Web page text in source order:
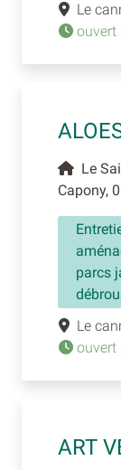
Le
ouvert
Le
Capony,
parcs
Le
ouvert
ART